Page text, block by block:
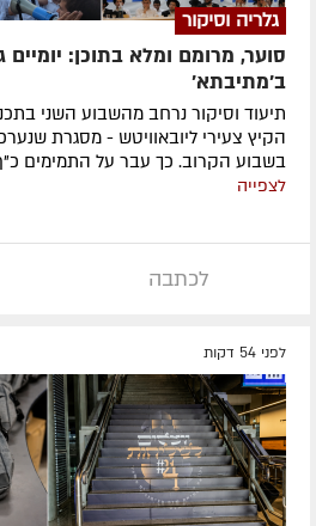
גלריה וסיקור
סוער, מרומם ומלא בתוכן: יומיים
ב'מתיבתא'
תיעוד וסיקור נרחב מהשבוע השני
הקיץ צעירי ליובאוויטש - מסגרת
בשבוע הקרוב. כך עבר על התמימים
לצפייה
לכתבה
לפני 54 דקות